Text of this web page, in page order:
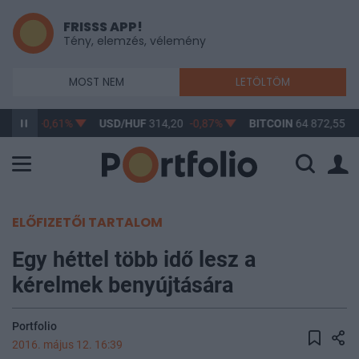
FRISSS APP!
Tény, elemzés, vélemény
MOST NEM LETÖLTÖM
-0,61% USD/HUF314,20 -0,87% BITCOIN64 872,55
ELŐFIZETŐI TARTALOM
Egy héttel több idő lesz a
kérelmek benyújtására
Portfolio
2016. május 12. 16:39